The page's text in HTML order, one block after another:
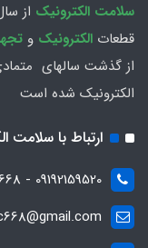
سلامت الكترونيك
قطعات الکترونیک و
از گذشت سالهاي
الکترونیک شده
ارتباط با سلامت
09192159520 - 09129593668 - 02177370459